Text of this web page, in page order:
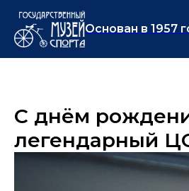
Основан в 1957
С днём
легендарный